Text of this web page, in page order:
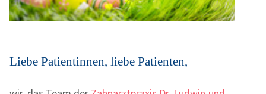
Liebe Patientinnen, liebe Patienten,